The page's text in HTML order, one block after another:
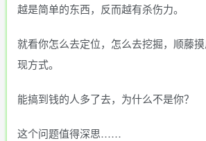
越是简单的东西，反而越有杀伤力。
就看你怎么去定位，怎么去挖掘，顺藤
现方式。
能搞到钱的人多了去，为什么不是你？
这个问题值得深思……